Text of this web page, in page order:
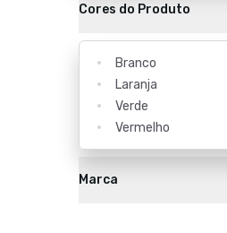
Cores do Produto
Branco
Laranja
Verde
Vermelho
Marca